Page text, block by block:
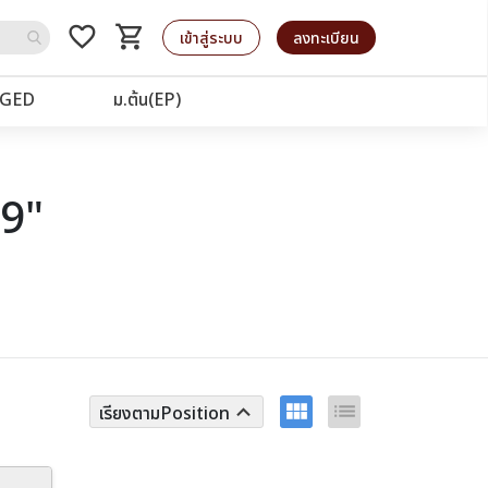
favorite_border shopping_cart
รถเข็น เข้าสู่ระบบ ลงทะเบียน
GED ม.ต้น(EP)
เรียงตามPosition keyboard_arrow_up view_module list